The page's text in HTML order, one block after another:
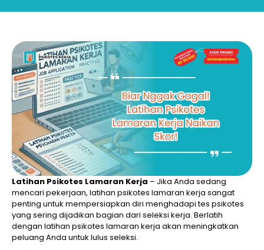
Latihan Psikotes Lamaran Kerja – Jika Anda sedang
mencari pekerjaan, latihan psikotes lamaran kerja sangat
penting untuk mempersiapkan diri menghadapi tes psikotes
yang sering dijadikan bagian dari seleksi kerja. Berlatih
dengan latihan psikotes lamaran kerja akan meningkatkan
peluang Anda untuk lulus seleksi.